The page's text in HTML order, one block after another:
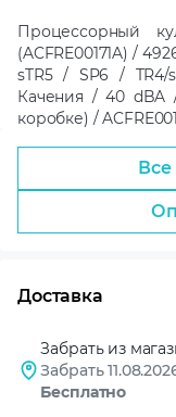
Процессорный
(ACFRE00171A) /
sTR5 / SP6 / TR4/
Качения / 40 dBA
коробке) /
Все
Доставка
Забрать из
Забрать
Бесплатно